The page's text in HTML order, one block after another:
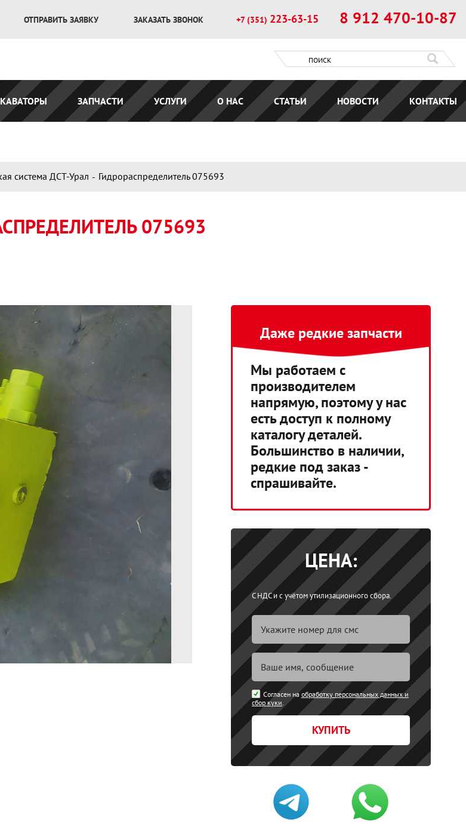
ОТПРАВИТЬ ЗАЯВКУ ЗАКАЗАТЬ ЗВОНОК +7 (351) 223-63-15 8 912 470-10-87
ЗАПЧАСТИ УСЛУГИ О НАС СТАТЬИ НОВОСТИ КОНТАКТЫ
система ДСТ-Урал Гидрораспределитель 075693
075693
Даже редкие запчасти
Мы работаем с
производителем
напрямую, поэтому у нас
есть доступ к полному
каталогу деталей.
Большинство в наличии,
редкие под заказ -
спрашивайте.
ЦЕНА:
С НДС и с учётом утилизационного сбора.
Согласен наобработку персональных данных и
сбор куки
КУПИТЬ